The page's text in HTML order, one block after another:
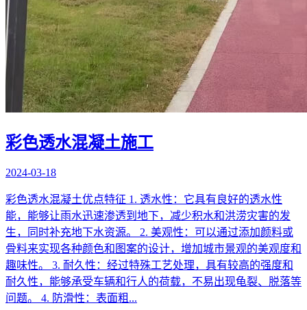
彩色透水混凝土施工
2024-03-18
彩色透水混凝土优点特征 1. 透水性：它具有良好的透水性
能，能够让雨水迅速渗透到地下，减少积水和洪涝灾害的发
生，同时补充地下水资源。 2. 美观性：可以通过添加颜料或
骨料来实现各种颜色和图案的设计，增加城市景观的美观度和
趣味性。 3. 耐久性：经过特殊工艺处理，具有较高的强度和
耐久性，能够承受车辆和行人的荷载，不易出现龟裂、脱落等
问题。 4. 防滑性：表面粗...